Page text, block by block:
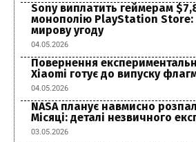
Sony виплатить геймерам
монополію PlayStation Store:
мирову угоду
04.05.2026
Повернення
Xiaomi готує до випуску
04.05.2026
NASA планує навмисно
Місяці: деталі незвичного
03.05.2026